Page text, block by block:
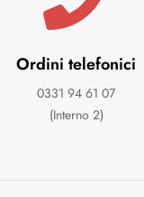
Ordini telefonici
0331 94 61 07
(Interno 2)